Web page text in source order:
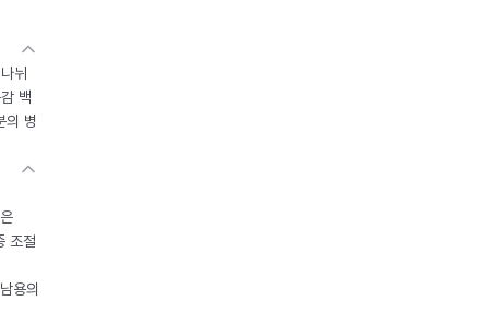
뉘
백
의 병
조절
용의